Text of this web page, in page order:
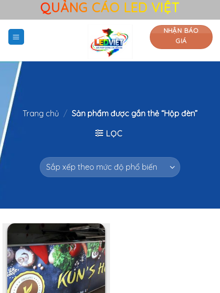
qua
nội
dung
QUẢNG CÁO LED VIỆT
NHẬN BÁO
GIÁ
Trang chủ / Sản phẩm được gắn thẻ “Hộp đèn”
LỌC